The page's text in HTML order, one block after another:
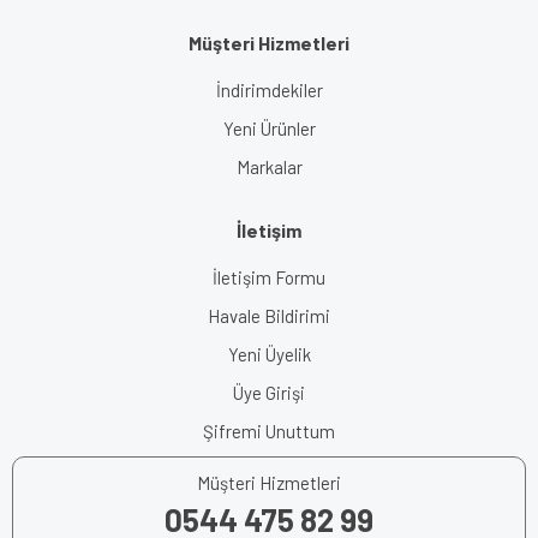
Müşteri Hizmetleri
İndirimdekiler
Yeni Ürünler
Markalar
İletişim
İletişim Formu
Havale Bildirimi
Yeni Üyelik
Üye Girişi
Şifremi Unuttum
Müşteri Hizmetleri
0544 475 82 99